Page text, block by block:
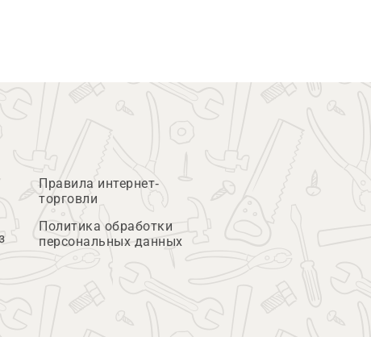
Правила интернет-
торговли
Политика обработки
персональных данных